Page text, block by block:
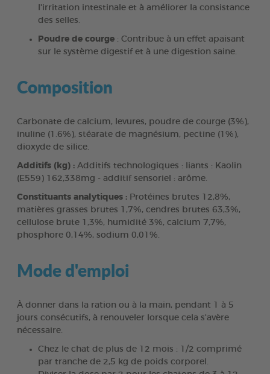
l'irritation intestinale et à améliorer la consistance
des selles.
Poudre de courge : Contribue à un effet apaisant
sur le système digestif et à une digestion saine.
Composition
Carbonate de calcium, levures, poudre de courge (3%),
inuline (1.6%), stéarate de magnésium, pectine (1%),
dioxyde de silice.
Additifs (kg) : Additifs technologiques : liants : Kaolin
(E559) 162,338mg - additif sensoriel : arôme.
Constituants analytiques : Protéines brutes 12,8%,
matières grasses brutes 1,7%, cendres brutes 63,3%,
cellulose brute 1,3%, humidité 3%, calcium 7,7%,
phosphore 0,14%, sodium 0,01%.
Mode d'emploi
À donner dans la ration ou à la main, pendant 1 à 5
jours consécutifs, à renouveler lorsque cela s'avère
nécessaire.
Chez le chat de plus de 12 mois : 1/2 comprimé
par tranche de 2,5 kg de poids corporel.